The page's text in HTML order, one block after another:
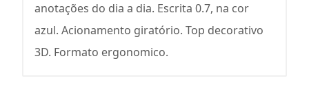
anotações do dia a dia. Escrita 0.7, na cor
azul. Acionamento giratório. Top decorativo
3D. Formato ergonomico.